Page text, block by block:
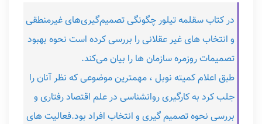
در کتاب سقلمه تیلور چگونگی تصمیم‌گیری‌های غیرمنطقی
و انتخاب های غیر عقلانی را بررسی کرده است نحوه بهبود
تصمیمات روزمره سازمان ها را بیان می‌کند.
طبق اعلام کمیته نوبل ، مهمترین موضوعی که نظر آنان را
جلب کرد به کارگیری روانشناسی در علم اقتصاد رفتاری و
بررسی نحوه تصمیم گیری و انتخاب افراد بود.فعالیت های